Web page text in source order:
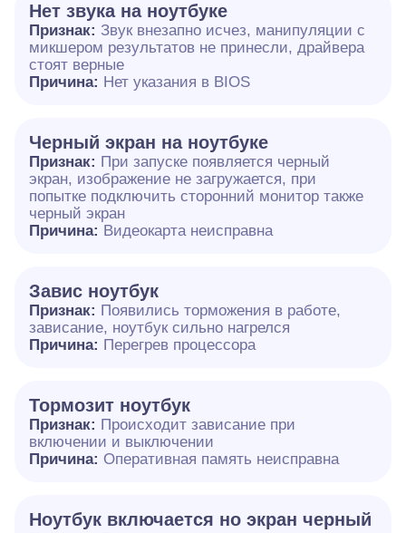
Нет звука на ноутбуке
Признак: Звук внезапно исчез, манипуляции с
микшером результатов не принесли, драйвера
стоят верные
Причина: Нет указания в BIOS
Черный экран на ноутбуке
Признак: При запуске появляется черный
экран, изображение не загружается, при
попытке подключить сторонний монитор также
черный экран
Причина: Видеокарта неисправна
Завис ноутбук
Признак: Появились торможения в работе,
зависание, ноутбук сильно нагрелся
Причина: Перегрев процессора
Тормозит ноутбук
Признак: Происходит зависание при
включении и выключении
Причина: Оперативная память неисправна
Ноутбук включается но экран черный